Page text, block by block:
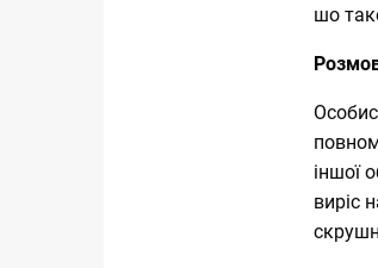
шо
іншої
виріс